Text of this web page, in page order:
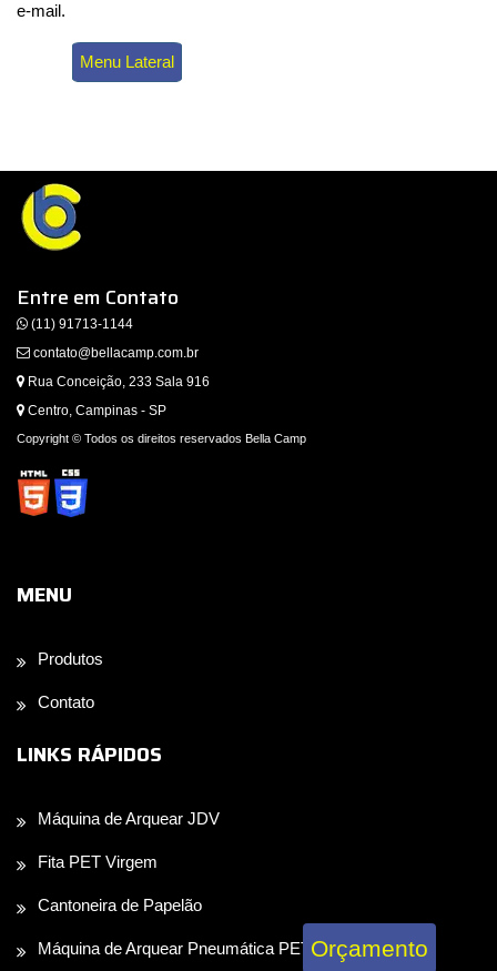
Orçamento
e-mail.
Menu Lateral
Entre em Contato
(11) 91713-1144
contato@bellacamp.com.br
Rua Conceição, 233 Sala 916
Centro, Campinas - SP
Copyright © Todos os direitos reservados Bella Camp
MENU
Produtos
Contato
LINKS RÁPIDOS
Máquina de Arquear JDV
Fita PET Virgem
Cantoneira de Papelão
Máquina de Arquear Pneumática PET